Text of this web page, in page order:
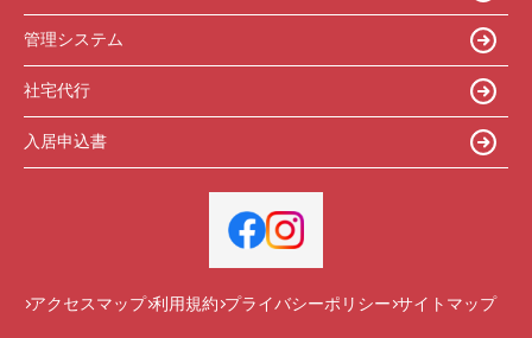
管理システム
社宅代行
入居申込書
アクセスマップ 利用規約 プライバシーポリシー サイトマップ